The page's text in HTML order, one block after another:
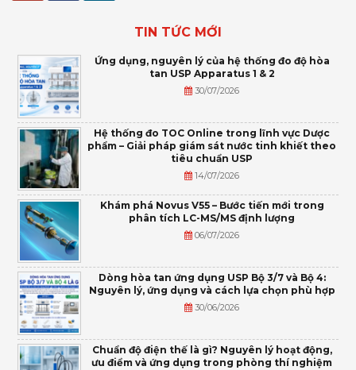
TIN TỨC MỚI
Ứng dụng, nguyên lý của hệ thống đo độ hòa
tan USP Apparatus 1 & 2
30/07/2026
Hệ thống đo TOC Online trong lĩnh vực Dược
phẩm – Giải pháp giám sát nước tinh khiết theo
tiêu chuẩn USP
14/07/2026
Khám phá Novus V55 – Bước tiến mới trong
phân tích LC-MS/MS định lượng
06/07/2026
Dòng hòa tan ứng dụng USP Bộ 3/7 và Bộ 4:
Nguyên lý, ứng dụng và cách lựa chọn phù hợp
30/06/2026
Chuẩn độ điện thế là gì? Nguyên lý hoạt động,
ưu điểm và ứng dụng trong phòng thí nghiệm